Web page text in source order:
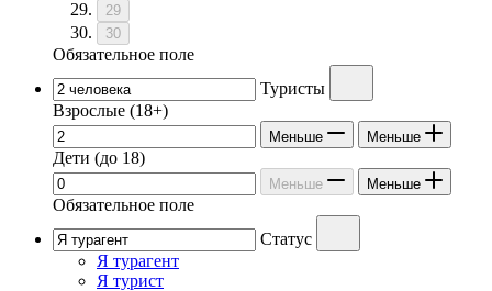
29
30
Обязательное поле
Туристы
Взрослые (18+)
Меньше Меньше
Дети (до 18)
Меньше Меньше
Обязательное поле
Статус
Я турагент
Я турист